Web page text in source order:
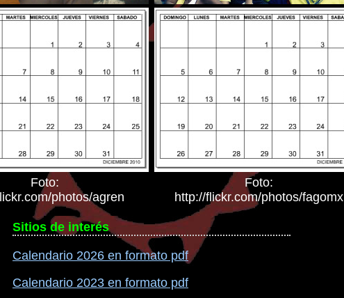
Foto:
photos/agren
Foto:
http://flickr.com/photos/fagomx
Sitios de interés
Calendario 2026 en formato pdf
Calendario 2023 en formato pdf